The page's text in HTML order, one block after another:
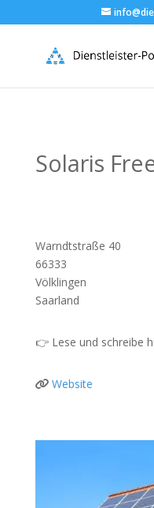
Solaris
Warndtstraße 40
66333
Völklingen
Saarland
👉 Lese und schreibe
Website